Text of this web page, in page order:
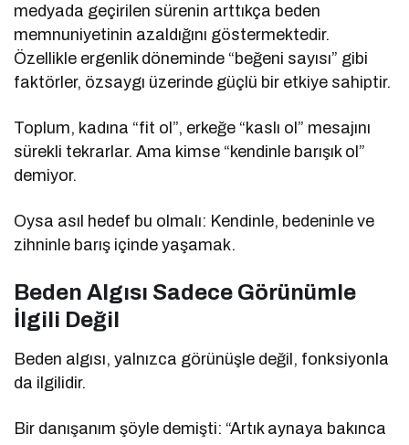
medyada geçirilen sürenin arttıkça beden
memnuniyetinin azaldığını göstermektedir.
Özellikle ergenlik döneminde “beğeni sayısı” gibi
faktörler, özsaygı üzerinde güçlü bir etkiye sahiptir.
Toplum, kadına “fit ol”, erkeğe “kaslı ol” mesajını
sürekli tekrarlar. Ama kimse “kendinle barışık ol”
demiyor.
Oysa asıl hedef bu olmalı: Kendinle, bedeninle ve
zihninle barış içinde yaşamak.
Beden Algısı Sadece Görünümle
İlgili Değil
Beden algısı, yalnızca görünüşle değil, fonksiyonla
da ilgilidir.
Bir danışanım şöyle demişti: “Artık aynaya bakınca